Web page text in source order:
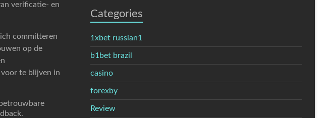
verificatie- en
committeren
op de
te blijven in
Categories
1xbet russian1
b1bet brazil
casino
forexby
Review